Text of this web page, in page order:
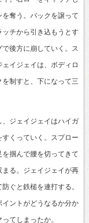
奪う。バックを譲って
チから引き込もうとす
後方に崩していく。ス
イジェイは、ボディロ
制すと、下になって三
ジェイジェイはハイガ
くっていく。スプロー
掴んで腰を切ってきて
る。ジェイジェイが再
ぐと鉄槌を連打する。
ントがどうなるか分か
てしまったか。